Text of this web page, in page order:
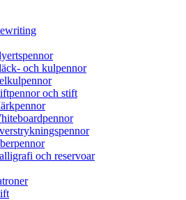
och kulpennor
och stift
och reservoar